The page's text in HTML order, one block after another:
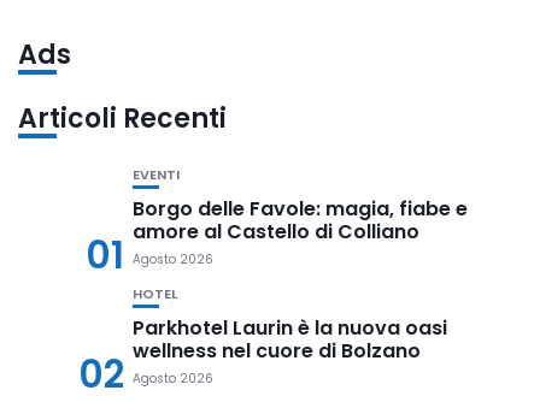
Ads
Articoli Recenti
01
EVENTI
Borgo delle Favole: magia, fiabe e
amore al Castello di Colliano
Agosto 2026
02
HOTEL
Parkhotel Laurin è la nuova oasi
wellness nel cuore di Bolzano
Agosto 2026